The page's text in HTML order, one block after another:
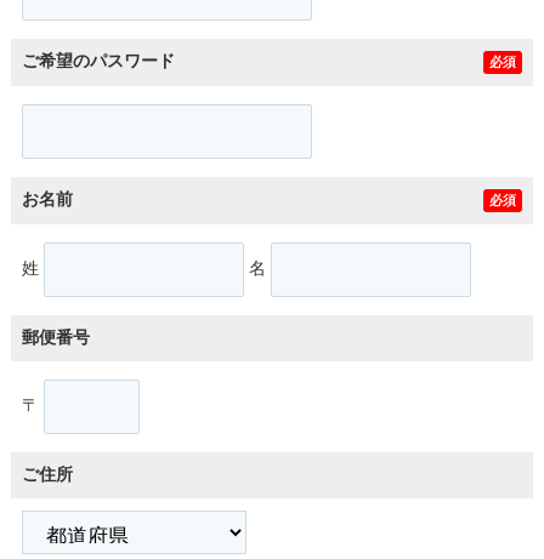
ご希望のパスワード 必須
お名前 必須
姓 名
郵便番号
〒
ご住所